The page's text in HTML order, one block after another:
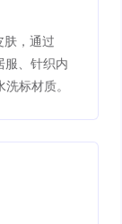
肤，通过
服、针织内
标材质。